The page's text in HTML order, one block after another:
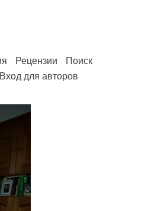
Рецензии
Поиск
Вход для авторов